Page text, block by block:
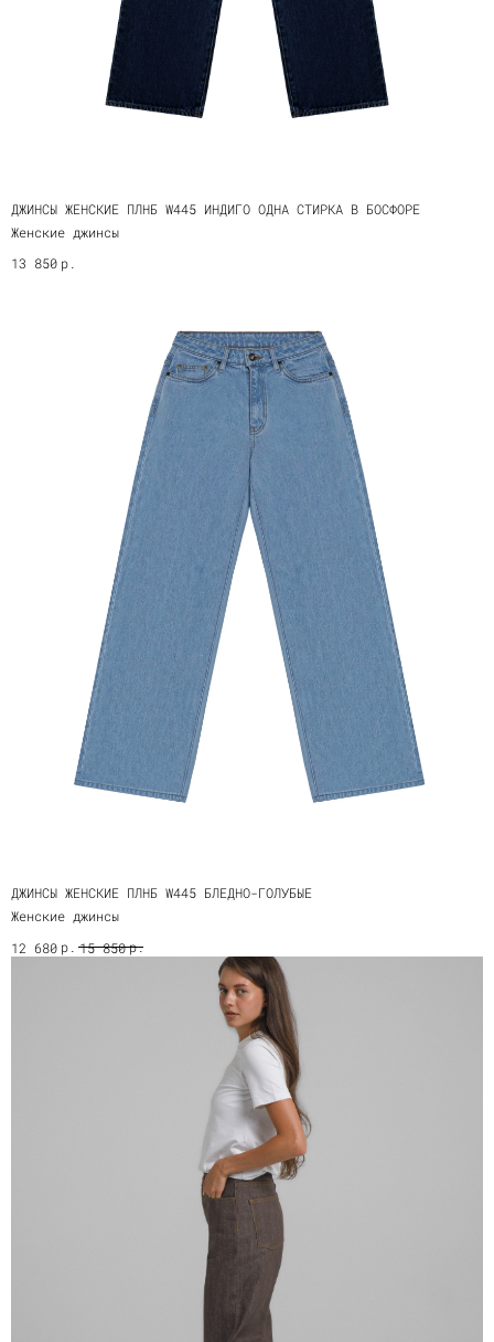
ДЖИНСЫ ЖЕНСКИЕ ПЛНБ W445 ИНДИГО ОДНА СТИРКА В БОСФОРЕ
Женские джинсы
13 850 р.
ДЖИНСЫ ЖЕНСКИЕ ПЛНБ W445 БЛЕДНО-ГОЛУБЫЕ
Женские джинсы
12 680 р. 15 850р.